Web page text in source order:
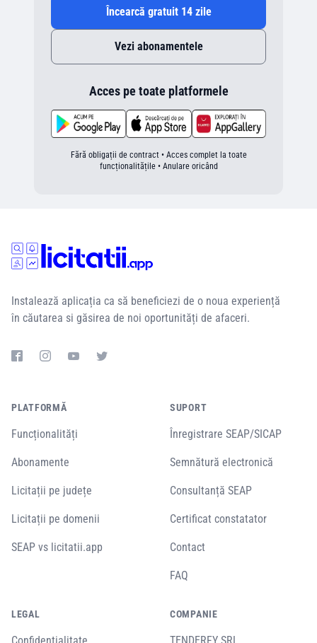
Încearcă gratuit 14 zile
Vezi abonamentele
Acces pe toate platformele
Fără obligații de contract • Acces complet la toate
funcționalitățile • Anulare oricând
Instalează aplicația ca să beneficiezi de o noua experiență
în căutarea si găsirea de noi oportunități de afaceri.
PLATFORMĂ
Funcționalități
Abonamente
Licitații pe județe
Licitații pe domenii
SEAP vs licitatii.app
SUPORT
Înregistrare SEAP/SICAP
Semnătură electronică
Consultanță SEAP
Certificat constatator
Contact
FAQ
LEGAL COMPANIE